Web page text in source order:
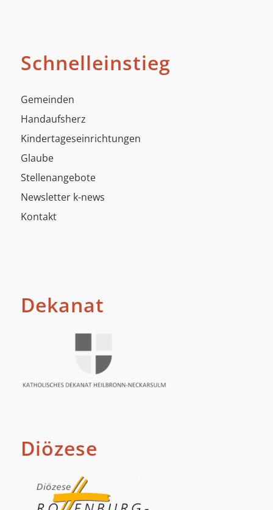
Schnelleinstieg
Gemeinden
Handaufsherz
Kindertageseinrichtungen
Glaube
Stellenangebote
Newsletter k-news
Kontakt
Dekanat
Diözese